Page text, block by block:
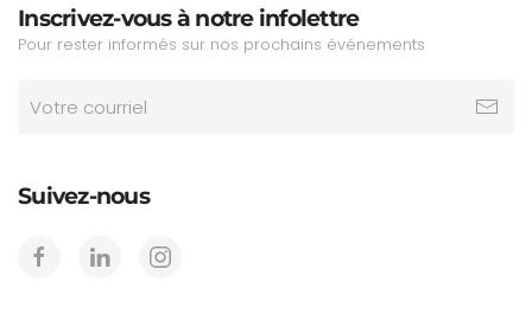
Inscrivez-vous à notre infolettre
Pour rester informés sur nos prochains événements
Suivez-nous